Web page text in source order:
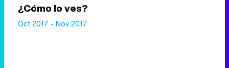
¿Cómo lo ves?
Oct 2017 - Nov 2017